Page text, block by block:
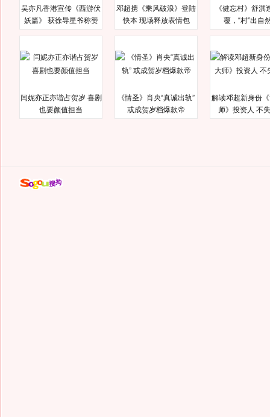
吴亦凡香港宣传《西游伏
妖篇》 获徐导星爷称赞
邓超携《乘风破浪》登陆
快本 现场释放表情包
《健忘村》舒淇
覆，“村”出自
闫妮亦正亦谐占贺岁 喜剧
也要颜值担当
《情圣》肖央“真诚出轨”
或成贺岁档爆款帝
解读邓超新身份
师》投资人 不